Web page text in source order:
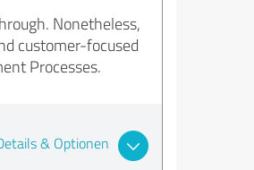
Nonetheless,
customer-focused
Processes.
& Optionen